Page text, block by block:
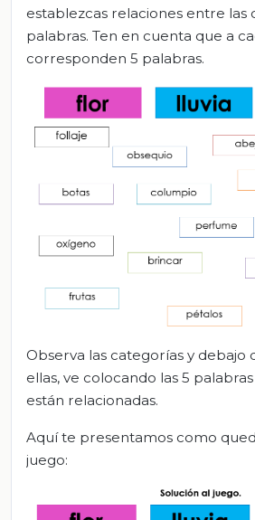
establezcas relaciones entre las
palabras. Ten en cuenta que a
corresponden 5 palabras.
Observa las categorías y debajo
ellas, ve colocando las 5
están relacionadas.
Aquí te presentamos como
juego: